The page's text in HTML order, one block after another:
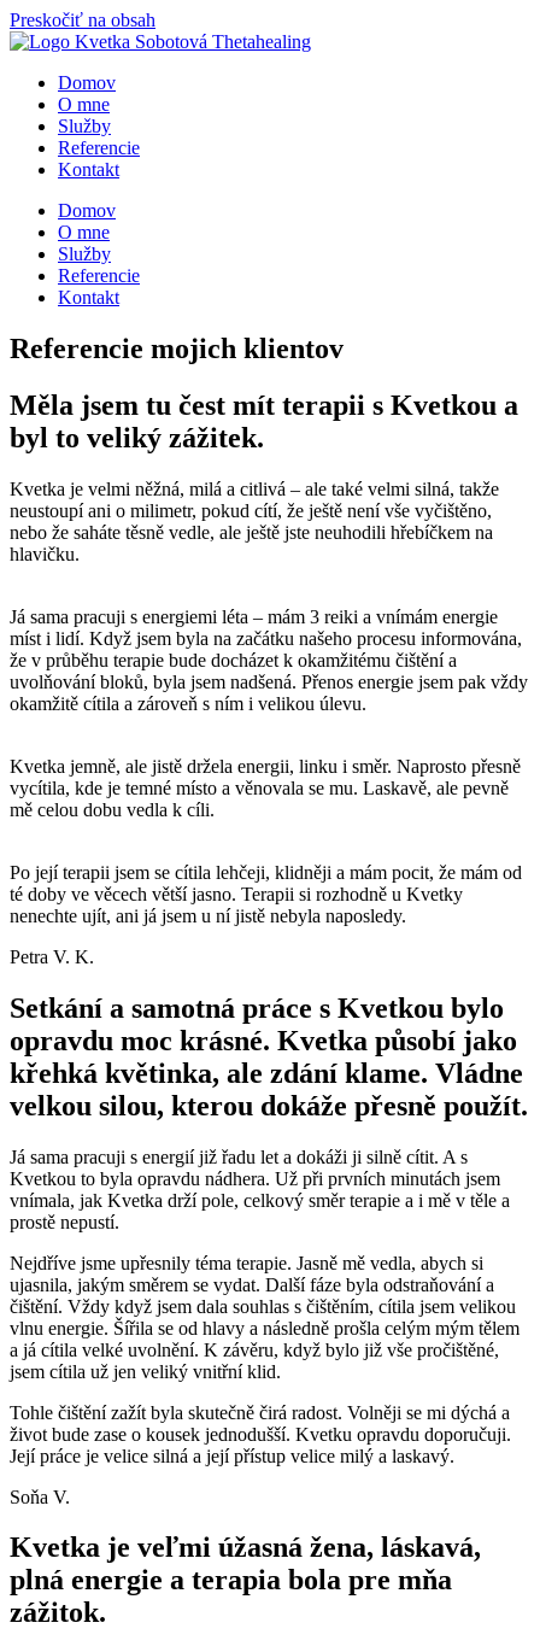
Preskočiť na obsah
Domov
O mne
Služby
Referencie
Kontakt
Domov
O mne
Služby
Referencie
Kontakt
Referencie mojich klientov
Měla jsem tu čest mít terapii s Kvetkou a
byl to veliký zážitek.
Kvetka je velmi něžná, milá a citlivá – ale také velmi silná, takže
neustoupí ani o milimetr, pokud cítí, že ještě není vše vyčištěno,
nebo že saháte těsně vedle, ale ještě jste neuhodili hřebíčkem na
hlavičku.
Já sama pracuji s energiemi léta – mám 3 reiki a vnímám energie
míst i lidí. Když jsem byla na začátku našeho procesu informována,
že v průběhu terapie bude docházet k okamžitému čištění a
uvolňování bloků, byla jsem nadšená. Přenos energie jsem pak vždy
okamžitě cítila a zároveň s ním i velikou úlevu.
Kvetka jemně, ale jistě držela energii, linku i směr. Naprosto přesně
vycítila, kde je temné místo a věnovala se mu. Laskavě, ale pevně
mě celou dobu vedla k cíli.
Po její terapii jsem se cítila lehčeji, klidněji a mám pocit, že mám od
té doby ve věcech větší jasno. Terapii si rozhodně u Kvetky
nenechte ujít, ani já jsem u ní jistě nebyla naposledy.
Petra V. K.
Setkání a samotná práce s Kvetkou bylo
opravdu moc krásné. Kvetka působí jako
křehká květinka, ale zdání klame. Vládne
velkou silou, kterou dokáže přesně použít.
Já sama pracuji s energií již řadu let a dokáži ji silně cítit. A s
Kvetkou to byla opravdu nádhera. Už při prvních minutách jsem
vnímala, jak Kvetka drží pole, celkový směr terapie a i mě v těle a
prostě nepustí.
Nejdříve jsme upřesnily téma terapie. Jasně mě vedla, abych si
ujasnila, jakým směrem se vydat. Další fáze byla odstraňování a
čištění. Vždy když jsem dala souhlas s čištěním, cítila jsem velikou
vlnu energie. Šířila se od hlavy a následně prošla celým mým tělem
a já cítila velké uvolnění. K závěru, když bylo již vše pročištěné,
jsem cítila už jen veliký vnitřní klid.
Tohle čištění zažít byla skutečně čirá radost. Volněji se mi dýchá a
život bude zase o kousek jednodušší. Kvetku opravdu doporučuji.
Její práce je velice silná a její přístup velice milý a laskavý.
Soňa V.
Kvetka je veľmi úžasná žena, láskavá,
plná energie a terapia bola pre mňa
zážitok.